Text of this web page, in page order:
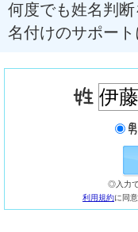
何度でも姓名判断
名付けのサポート
◎入力
利用規約に同